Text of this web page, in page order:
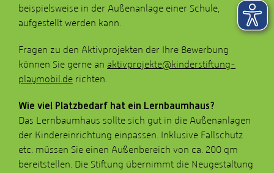
beispielsweise in der Außenanlage einer Schule,
aufgestellt werden kann.
Fragen zu den Aktivprojekten der Ihre Bewerbung
können Sie gerne an aktivprojekte@kinderstiftung-
playmobil.de richten.
Wie viel Platzbedarf hat ein Lernbaumhaus?
Das Lernbaumhaus sollte sich gut in die Außenanlagen
der Kindereinrichtung einpassen. Inklusive Fallschutz
etc. müssen Sie einen Außenbereich von ca. 200 qm
bereitstellen. Die Stiftung übernimmt die Neugestaltung